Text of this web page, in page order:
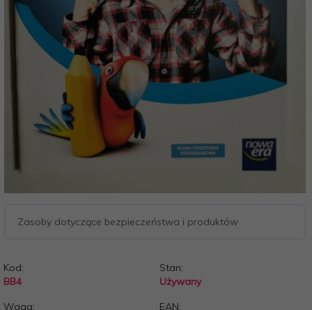
Zasoby dotyczące bezpieczeństwa i produktów
Kod:
BB4
Stan:
Używany
Waga:
EAN: